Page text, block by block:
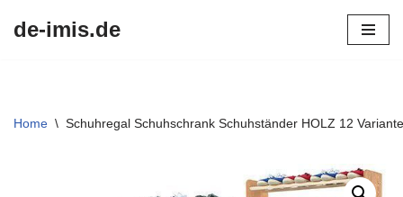
de-imis.de
Home \ Schuhregal Schuhschrank Schuhständer HOLZ 12